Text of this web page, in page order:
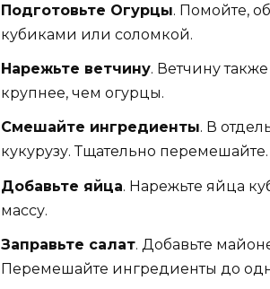
Подготовьте Огурцы. Помойте,
кубиками или соломкой.
Нарежьте ветчину. Ветчину
крупнее, чем огурцы.
Смешайте ингредиенты. В
кукурузу. Тщательно перемешайте.
Добавьте яйца. Нарежьте яйца
массу.
Заправьте салат. Добавьте
Перемешайте ингредиенты до